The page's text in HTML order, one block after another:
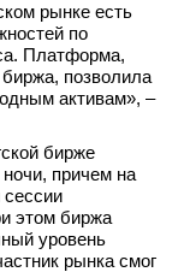
рынке есть
по
Платформа,
позволила
активам», –
бирже
ночи, причем на
этом биржа
уровень
рынка смог